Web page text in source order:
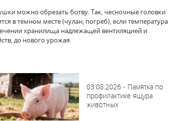
можно обрезать ботву. Так, чесночные головки
в темном месте (чулан, погреб), если температура
хранилища надлежащей вентиляцией и
до нового урожая.
03.08.2026 - Памятка по
профилактике ящура
животных